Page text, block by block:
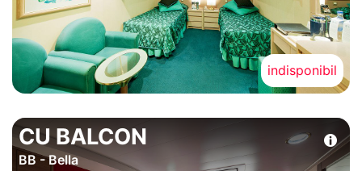
indisponibil
CU BALCON
BB - Bella